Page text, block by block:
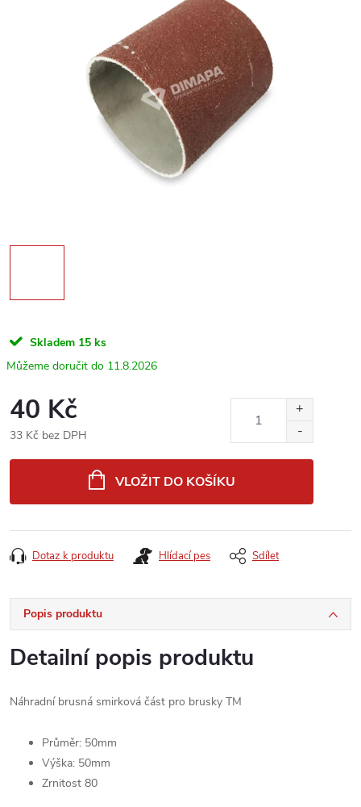
Skladem 15 ks
11.8.2026
40 Kč
33 Kč bez DPH
VLOŽIT DO KOŠÍKU
Dotaz k produktu Hlídací pes Sdílet
Popis produktu
Detailní popis produktu
Náhradní brusná smirková část pro brusky TM
Průměr: 50mm
Výška: 50mm
Zrnitost 80